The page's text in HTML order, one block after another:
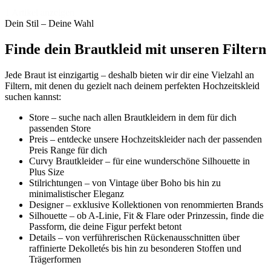
Dein Stil – Deine Wahl
Finde dein Brautkleid mit unseren Filtern
Jede Braut ist einzigartig – deshalb bieten wir dir eine Vielzahl an
Filtern, mit denen du gezielt nach deinem perfekten Hochzeitskleid
suchen kannst:
Store – suche nach allen Brautkleidern in dem für dich
passenden Store
Preis – entdecke unsere Hochzeitskleider nach der passenden
Preis Range für dich
Curvy Brautkleider – für eine wunderschöne Silhouette in
Plus Size
Stilrichtungen – von Vintage über Boho bis hin zu
minimalistischer Eleganz
Designer – exklusive Kollektionen von renommierten Brands
Silhouette – ob A-Linie, Fit & Flare oder Prinzessin, finde die
Passform, die deine Figur perfekt betont
Details – von verführerischen Rückenausschnitten über
raffinierte Dekolletés bis hin zu besonderen Stoffen und
Trägerformen